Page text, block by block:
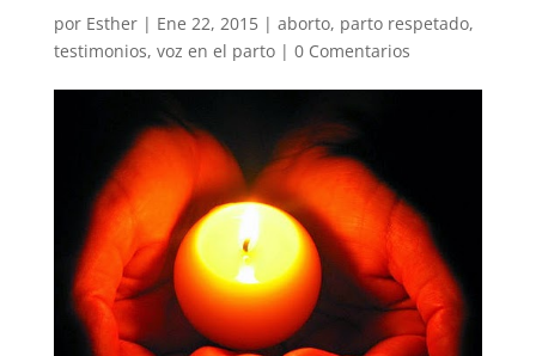
por Esther| Ene 22, 2015| aborto, parto respetado,
testimonios, voz en el parto| 0 Comentarios